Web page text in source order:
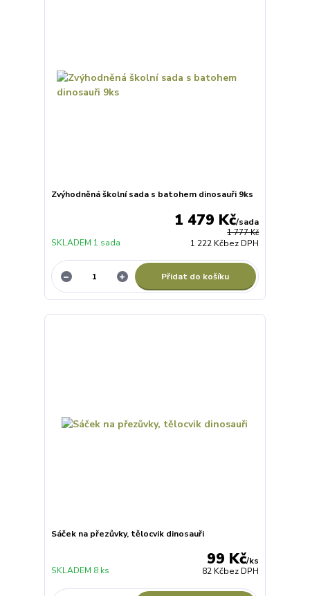
Zvýhodněná školní sada s batohem dinosauři 9ks
1 777 Kč
1 479 Kč/sada
1 222 Kčbez DPH
SKLADEM 1 sada
Přidat do košíku
Sáček na přezůvky, tělocvik dinosauři
99 Kč/ks
82 Kčbez DPH
SKLADEM 8 ks